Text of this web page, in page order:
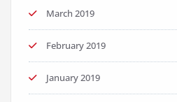
March 2019
February 2019
January 2019